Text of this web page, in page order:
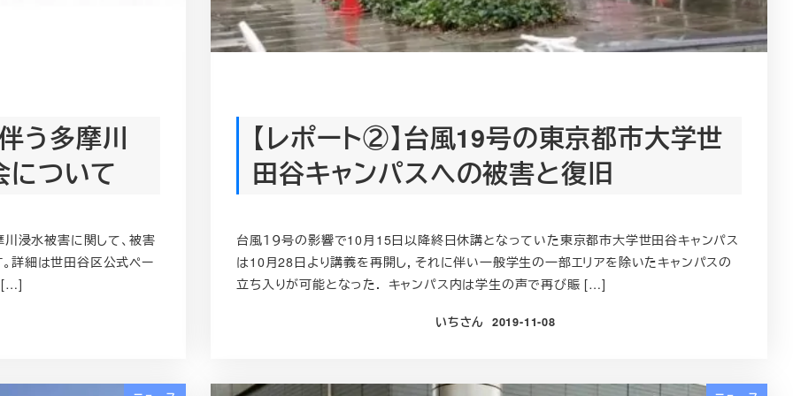
う多摩川
について
浸水被害に関して、被害
詳細は世田谷区公式ペー
[…]
【レポート②】台風19号の東京都市大学世
田谷キャンパスへの被害と復旧
台風１９号の影響で10月15日以降終日休講となっていた東京都市大学世田谷キャンパス
は10月28日より講義を再開し，それに伴い一般学生の一部エリアを除いたキャンパスの
立ち入りが可能となった． キャンパス内は学生の声で再び賑 […]
いちさん
投稿日
2019-11-08